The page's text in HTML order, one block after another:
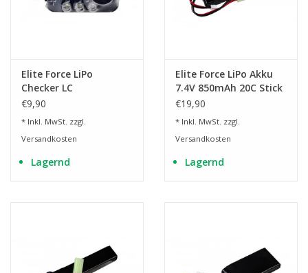
Elite Force LiPo
Checker LC
€9,90
* Inkl. MwSt. zzgl.
Versandkosten
Lagernd
Elite Force LiPo Akku
7.4V 850mAh 20C Stick
€19,90
* Inkl. MwSt. zzgl.
Versandkosten
Lagernd